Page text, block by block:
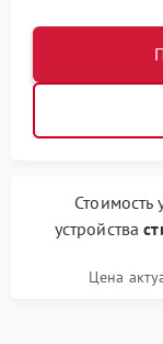
Стоимость
устройства
Цена